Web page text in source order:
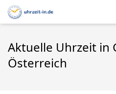
Aktuelle Uhrzeit in
Österreich